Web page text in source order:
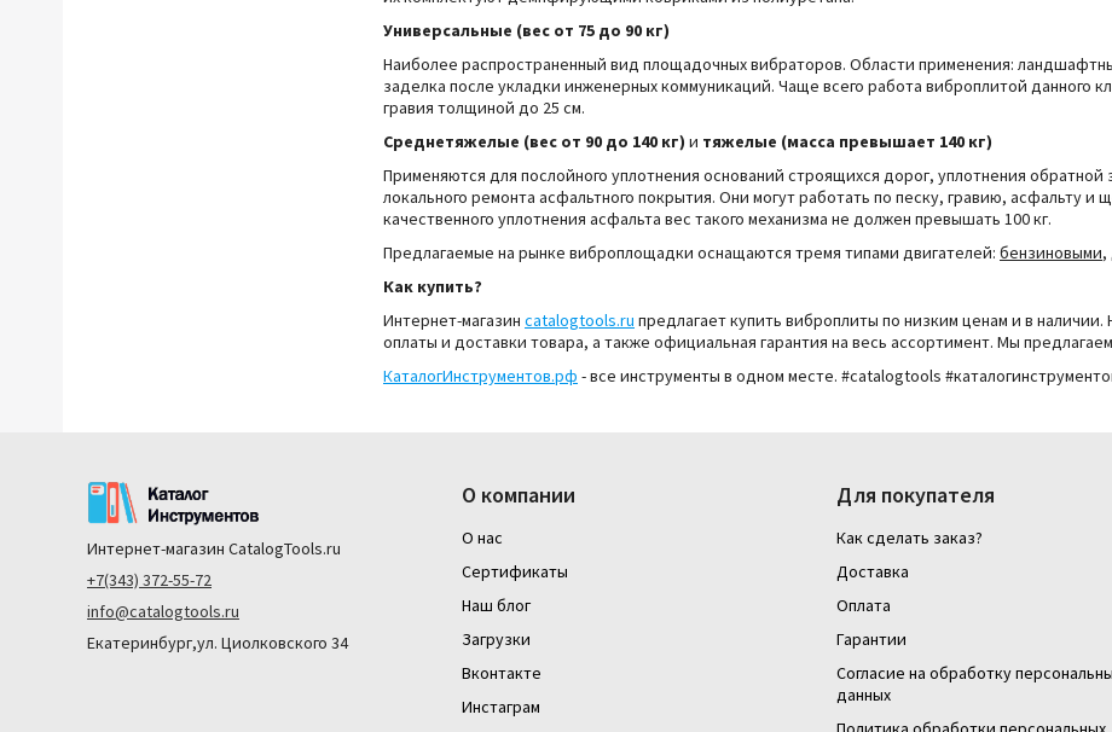
Универсальные (вес от 75 до 90 кг)
Наиболее распространенный вид площадочных вибраторов. Области применения:
заделка после укладки инженерных коммуникаций. Чаще всего работа виброплитой данного
гравия толщиной до 25 см.
Среднетяжелые (вес от 90 до 140 кг) и тяжелые (масса превышает 140 кг)
Применяются для послойного уплотнения оснований строящихся дорог, уплотнения
локального ремонта асфальтного покрытия. Они могут работать по песку, гравию, асфальту
качественного уплотнения асфальта вес такого механизма не должен превышать 100 кг.
Предлагаемые на рынке виброплощадки оснащаются тремя типами двигателей: бензиновыми,
Как купить?
Интернет-магазин catalogtools.ru предлагает купить виброплиты по низким ценам и в
оплаты и доставки товара, а также официальная гарантия на весь ассортимент. Мы
КаталогИнструментов.рф - все инструменты в одном месте. #catalogtools
Интернет-магазин CatalogTools.ru
+7(343) 372-55-72
info@catalogtools.ru
Екатеринбург,ул. Циолковского 34
О компании
О нас
Сертификаты
Наш блог
Загрузки
Вконтакте
Инстаграм
Для покупателя
Как сделать заказ?
Доставка
Оплата
Гарантии
Согласие на обработку
данных